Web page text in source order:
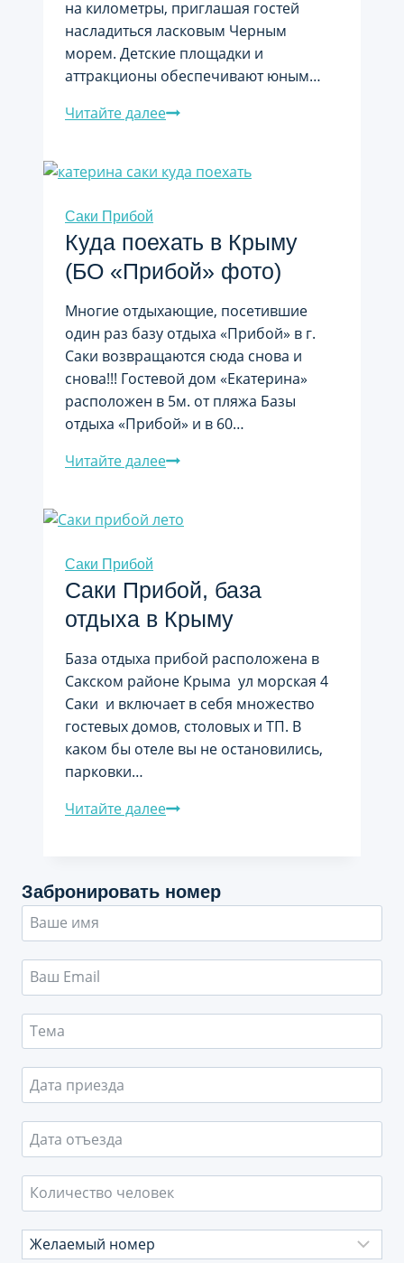
на километры, приглашая гостей
насладиться ласковым Черным
морем. Детские площадки и
аттракционы обеспечивают юным…
Читайте далееСаки
Прибой
Саки Прибой
Куда поехать в Крыму
(БО «Прибой» фото)
Многие отдыхающие, посетившие
один раз базу отдыха «Прибой» в г.
Саки возвращаются сюда снова и
снова!!! Гостевой дом «Екатерина»
расположен в 5м. от пляжа Базы
отдыха «Прибой» и в 60…
Читайте далееКуда
Крыму
фото)
Саки Прибой
Саки Прибой, база
отдыха в Крыму
База отдыха прибой расположена в
Сакском районе Крыма ул морская 4
Саки и включает в себя множество
гостевых домов, столовых и ТП. В
каком бы отеле вы не остановились,
парковки…
Читайте далееСаки
в
Забронировать номер